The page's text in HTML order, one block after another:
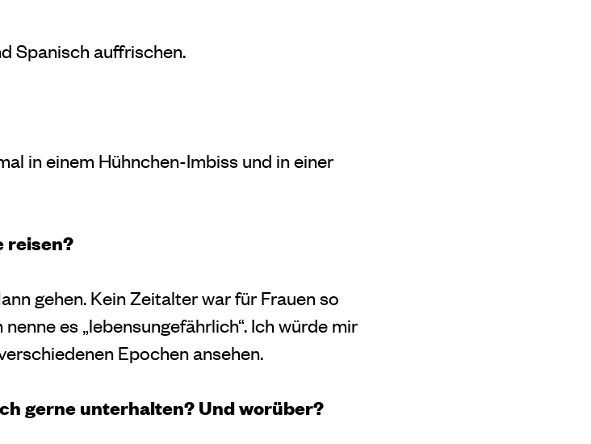
Spanisch auffrischen.
in einem Hühnchen-Imbiss und in einer
reisen?
gehen. Kein Zeitalter war für Frauen so
nenne es „lebensungefährlich“. Ich würde mir
Epochen ansehen.
gerne unterhalten? Und worüber?